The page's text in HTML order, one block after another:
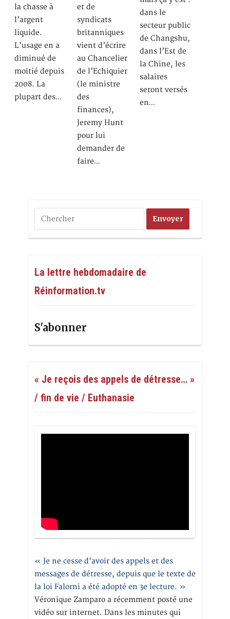
la chasse à
l’argent
liquide.
L’usage en a
diminué de
moitié depuis
2008. La
plupart des…
et de
syndicats
britanniques
vient d’écrire
au Chancelier
de l’Echiquier
(le ministre
des
finances),
Jeremy Hunt
pour lui
demander de
faire…
dans le
secteur public
de Changshu,
dans l’Est de
la Chine, les
salaires
seront versés
en…
La lettre hebdomadaire de
Réinformation.tv
S'abonner
« Je reçois des appels de détresse… »
/ fin de vie / Euthanasie
« Je ne cesse d’avoir des appels et des
messages de détresse, depuis que le texte de
la loi Falorni a été adopté en 3e lecture. »
Véronique Zamparo a récemment posté une
vidéo sur internet. Dans les minutes qui